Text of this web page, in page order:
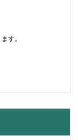
す。